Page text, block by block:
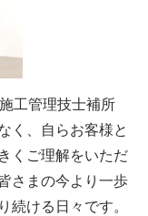
工管理技士補所
く、自らお客様と
くご理解をいただ
さまの今より一歩
続ける日々です。